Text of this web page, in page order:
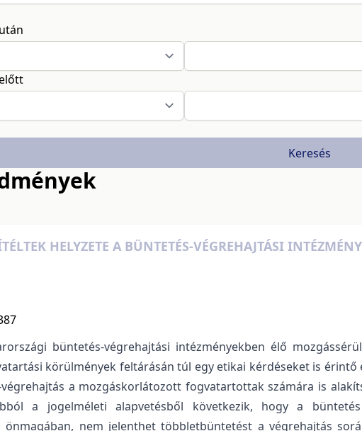
Keresés
HELYZETE A BÜNTETÉS-VÉGREHAJTÁSI
büntetés-végrehajtási intézményekben élő
körülmények feltárásán túl egy etikai kérdéseket is
a mozgáskorlátozott fogvatartottak számára is
a jogelméleti alapvetésből következik, hogy a
önmagában, nem jelenthet többletbüntetést a végrehajtás